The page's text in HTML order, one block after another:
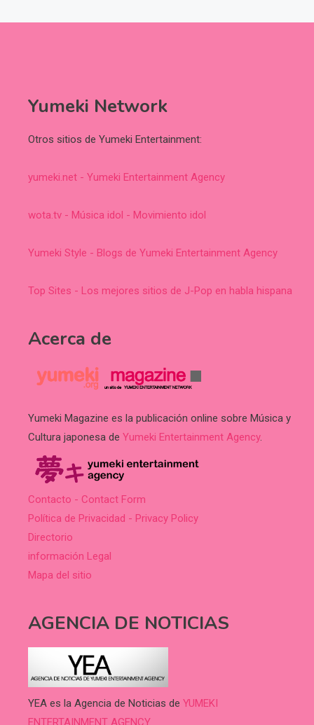
Yumeki Network
Otros sitios de Yumeki Entertainment:
yumeki.net - Yumeki Entertainment Agency
wota.tv - Música idol - Movimiento idol
Yumeki Style - Blogs de Yumeki Entertainment Agency
Top Sites - Los mejores sitios de J-Pop en habla hispana
Acerca de
Yumeki Magazine es la publicación online sobre Música y
Cultura japonesa de Yumeki Entertainment Agency.
Contacto - Contact Form
Política de Privacidad - Privacy Policy
Directorio
información Legal
Mapa del sitio
AGENCIA DE NOTICIAS
YEA es la Agencia de Noticias de YUMEKI